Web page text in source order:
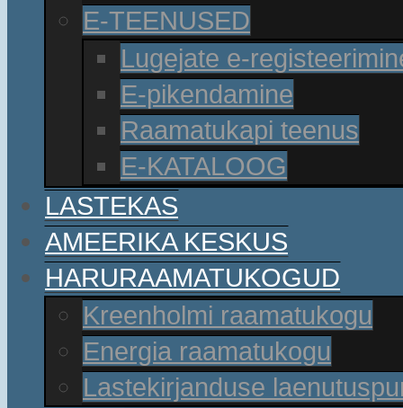
E-TEENUSED
Lugejate e-
E-pikendamine
Raamatukapi teenus
E-KATALOOG
LASTEKAS
AMEERIKA KESKUS
HARURAAMATUKOGUD
Kreenholmi raamatukogu
Energia raamatukogu
Lastekirjanduse